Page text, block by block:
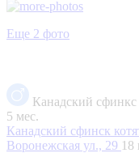
Еще 2 фото
Канадский сфинкс
5 мес.
Канадский сфинск
Воронежская ул., 29 18